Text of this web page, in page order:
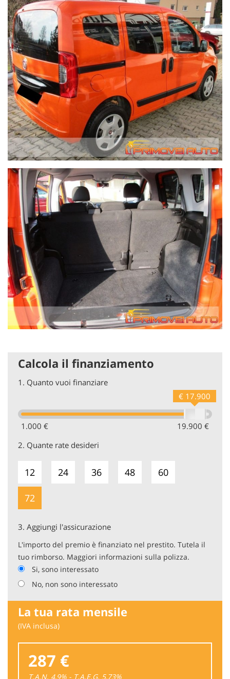
Calcola il finanziamento
1. Quanto vuoi finanziare
1.000 € 19.900 €
€ 17.900
2. Quante rate desideri
12 24 36 48 60
72
3. Aggiungi l'assicurazione
L'importo del premio è finanziato nel prestito. Tutela il
tuo rimborso. Maggiori informazioni sulla polizza.
Si, sono interessato
No, non sono interessato
La tua rata mensile
(IVA inclusa)
287 €
T.A.N. 4,9% - T.A.E.G. 5,73%